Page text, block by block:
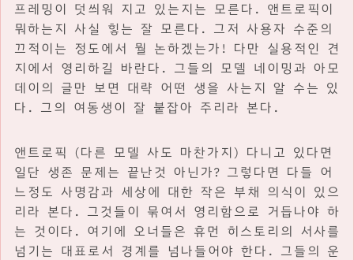
프레밍이 덧씌워 지고 있는지는 모른다. 앤트로픽이
뭐하는지 사실 힣는 잘 모른다. 그저 사용자 수준의
끄적이는 정도에서 뭘 논하겠는가! 다만 실용적인 견
지에서 영리하길 바란다. 그들의 모델 네이밍과 아모
데이의 글만 보면 대략 어떤 생을 사는지 알 수는 있
다. 그의 여동생이 잘 붙잡아 주리라 본다.
앤트로픽 (다른 모델 사도 마찬가지) 다니고 있다면
일단 생존 문제는 끝난것 아닌가? 그렇다면 다들 어
느정도 사명감과 세상에 대한 작은 부채 의식이 있으
리라 본다. 그것들이 묶여서 영리함으로 거듭나야 하
는 것이다. 여기에 오너들은 휴먼 히스토리의 서사를
넘기는 대표로서 경계를 넘나들어야 한다. 그들의 운